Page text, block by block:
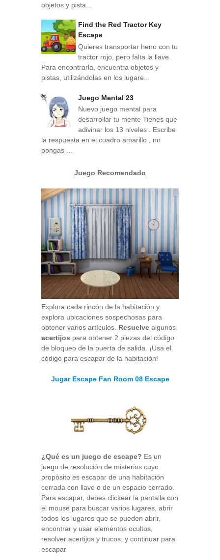
objetos y pista...
Find the Red Tractor Key
Escape
Quieres transportar heno con tu
tractor rojo, pero falta la llave.
Para encontrarla, encuentra objetos y
pistas, utilizándolas en los lugare...
Juego Mental 23
Nuevo juego mental para
desarrollar tu mente Tienes que
adivinar los 13 niveles . Escribe
la respuesta en el cuadro amarillo , no
pongas ...
Juego Recomendado
Explora cada rincón de la habitación y
explora ubicaciones sospechosas para
obtener varios artículos. Resuelve algunos
acertijos para obtener 2 piezas del código
de bloqueo de la puerta de salida. ¡Usa el
código para escapar de la habitación!
Jugar Escape Fan Room 08 Escape
¿Qué es un juego de escape? Es un
juego de resolución de misterios cuyo
propósito es escapar de una habitación
cerrada con llave o de un espacio cerrado.
Para escapar, debes clickear la pantalla con
el mouse para buscar varios lugares, abrir
todos los lugares que se pueden abrir,
encontrar y usar elementos ocultos,
resolver acertijos y trucos, y continuar para
escapar